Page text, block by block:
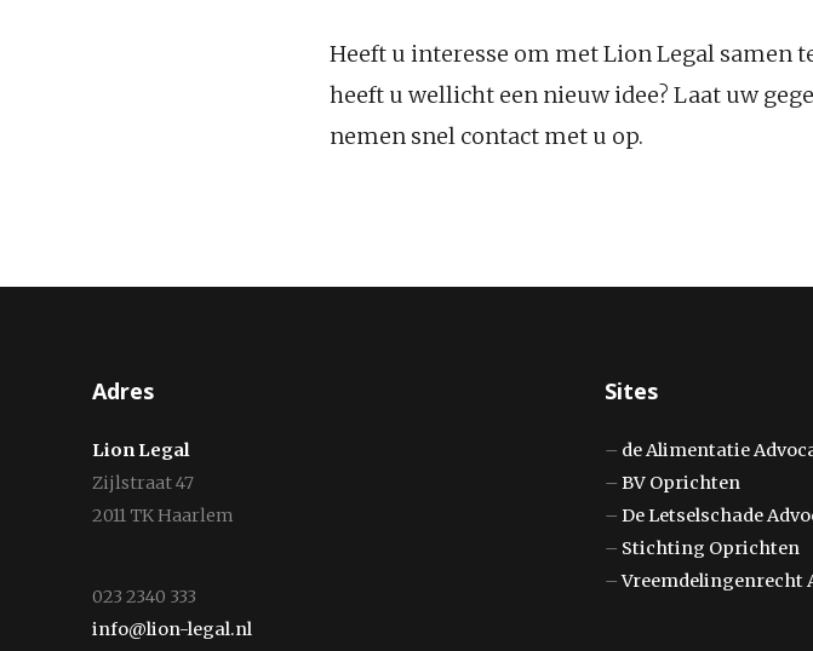
Heeft u interesse om met Lion Legal samen
heeft u wellicht een nieuw idee? Laat uw
nemen snel contact met u op.
Adres
Lion Legal
Zijlstraat 47
2011 TK Haarlem
023 2340 333
info@lion-legal.nl
Sites
– de Alimentatie
–BV Oprichten
–De Letselschade
– Stichting Oprichten
–Vreemdelingenrecht